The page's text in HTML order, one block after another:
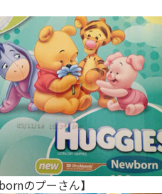
のプーさん】